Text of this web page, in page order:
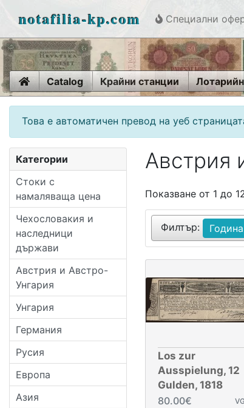
notafilia-kp.com Специални
HomeCatalog Крайни станции
Това е автоматичен превод на уеб
Категории
Стоки с
намаляваща цена
Чехословакия и
наследници
държави
Австрия и Австро-
Унгария
Унгария
Германия
Русия
Европа
Азия
Австрия
Показване от 1 до
Филтър: Година
Los zur
Ausspielung, 12
Gulden, 1818
80.00€